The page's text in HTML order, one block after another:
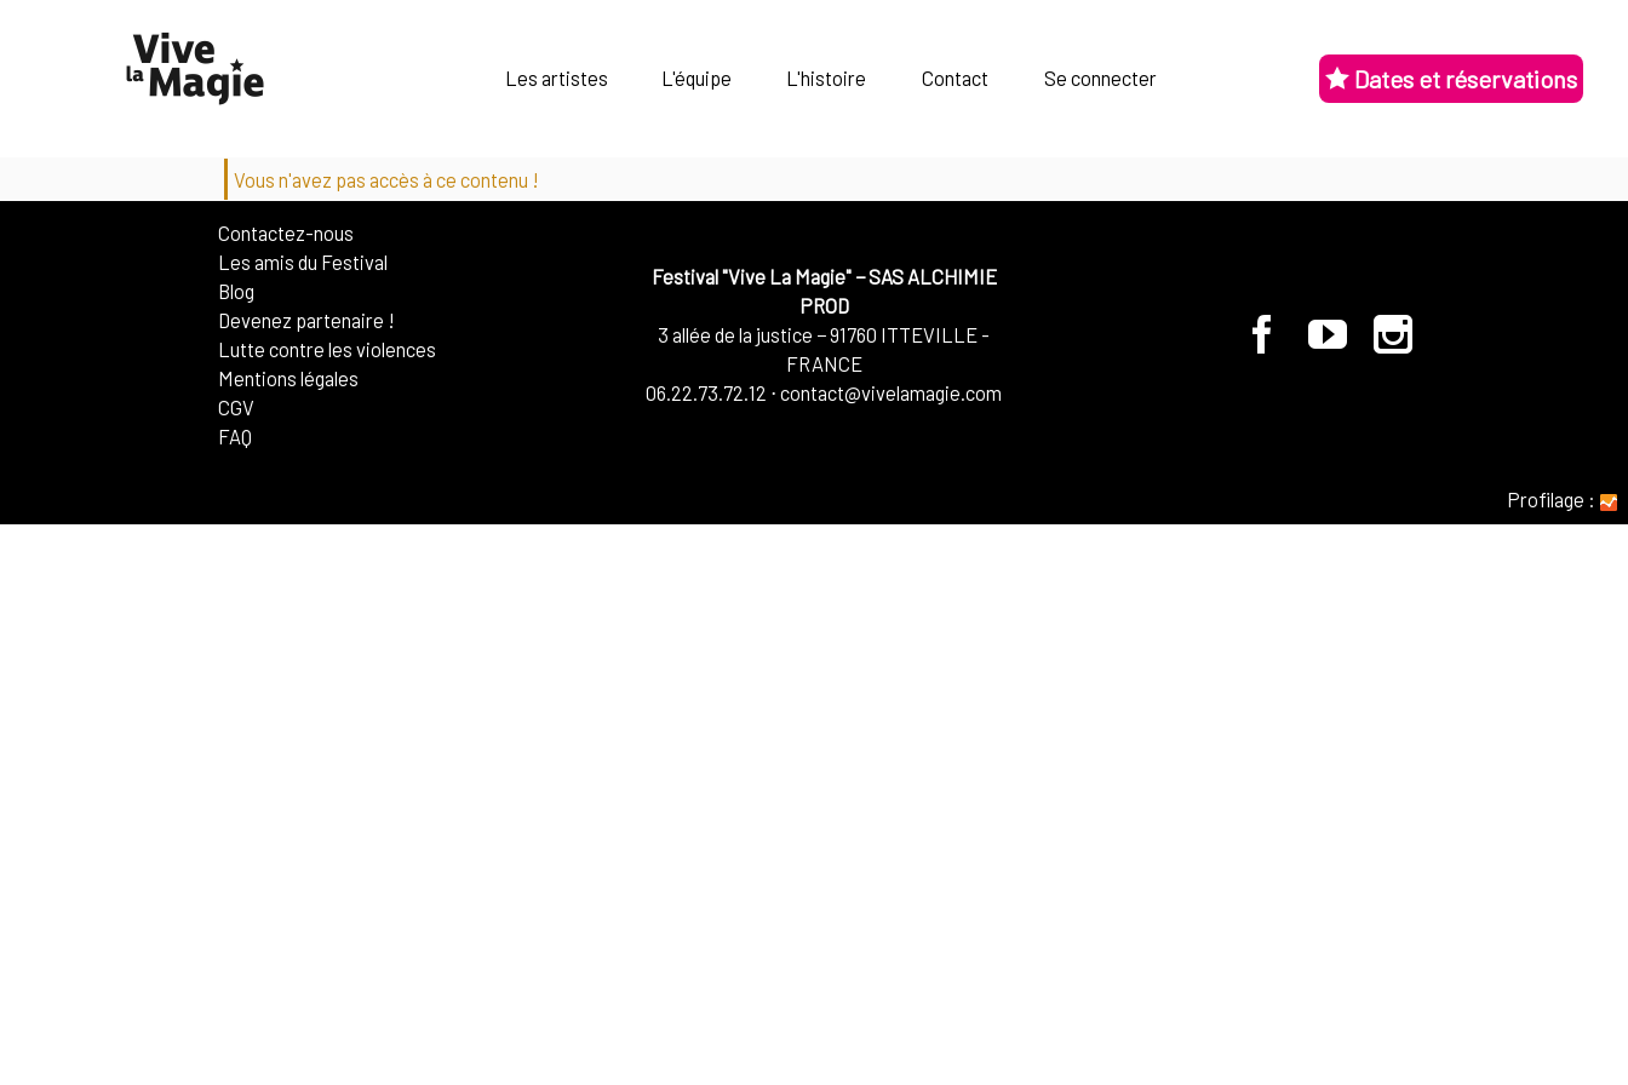
Les artistes L'équipe L'histoire Contact Se connecter Dates et réservations
Vous n'avez pas accès à ce contenu !
Contactez-nous
Les amis du Festival
Blog
Devenez partenaire !
Lutte contre les violences
Mentions légales
CGV
FAQ
Festival "Vive La Magie"−SAS ALCHIMIE
PROD
3 allée de la justice −91760 ITTEVILLE -
FRANCE
06.22.73.72.12 ⋅contact@vivelamagie.com
Profilage :